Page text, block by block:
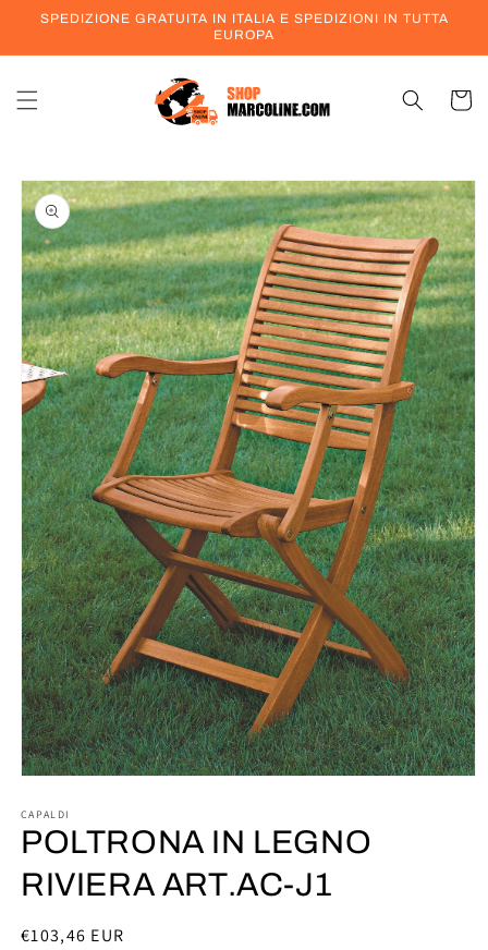
direttamente
SPEDIZIONE GRATUITA IN ITALIA E SPEDIZIONI IN TUTTA
EUROPA
Carrello
Passa alle
informazioni
sul prodotto
multimediali
1
in
modale
CAPALDI
POLTRONA IN LEGNO
RIVIERA ART.AC-J1
Prezzo
€103,46 EUR